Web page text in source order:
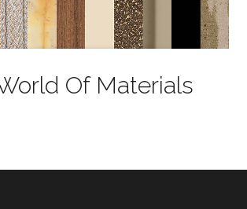
Of Materials